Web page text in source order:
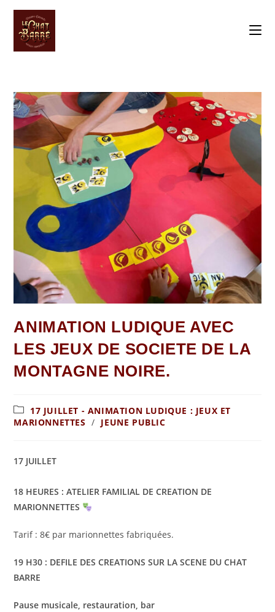
ANIMATION LUDIQUE AVEC
LES JEUX DE SOCIETE DE LA
MONTAGNE NOIRE.
17 JUILLET - ANIMATION LUDIQUE : JEUX ET
MARIONNETTES / JEUNE PUBLIC
17 JUILLET
18 HEURES : ATELIER FAMILIAL DE CREATION DE
MARIONNETTES
Tarif : 8€ par marionnettes fabriquées.
19 H30 : DEFILE DES CREATIONS SUR LA SCENE DU CHAT
BARRE
Pause musicale, restauration, bar